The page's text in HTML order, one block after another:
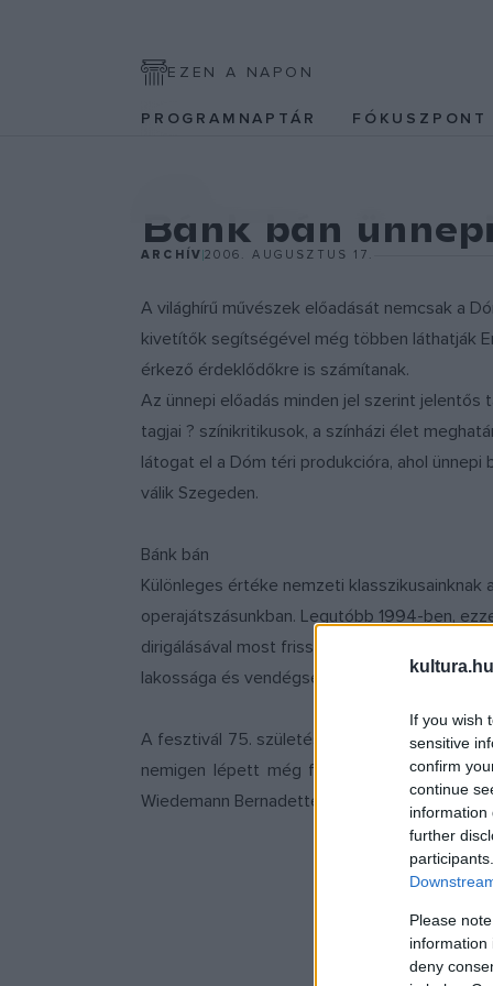
If you wish
sensitive
confirm
continue
information
further
Please
information
deny
EZEN A NAPON
PROGRAMNAPTÁR FÓKUSZPONT
Bánk bán
ARCHÍV2006. AUGUSZTUS 17.
A világhírű művészek előadását nemcsak a
kivetítők segítségével még többen láthatják
érkező érdeklődőkre is számítanak.
Az ünnepi előadás minden jel szerint jelentős
tagjai ? színikritikusok, a színházi élet
látogat el a Dóm téri produkcióra, ahol
válik Szegeden.
Bánk bán
Különleges értéke nemzeti klasszikusainknak
operajátszásunkban. Legutóbb 1994-ben,
dirigálásával most friss változat készül, mely
lakossága és vendégserege, így
A fesztivál 75. születésnapjához méltón
nemigen lépett még föl ennyi nemzetközi
Wiedemann Bernadettel vagy a bécsi